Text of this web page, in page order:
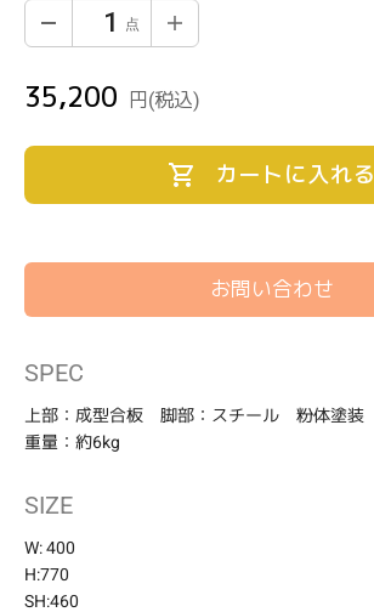
通
価
35,200 円 (税込)
カートに入れる
お問い合わせ
カ
ー
ト
に
を
加
す
る
SPEC
上部：成型合板 脚部：スチール 粉体塗装
重量：約6kg
SIZE
W: 400
H:770
SH:460